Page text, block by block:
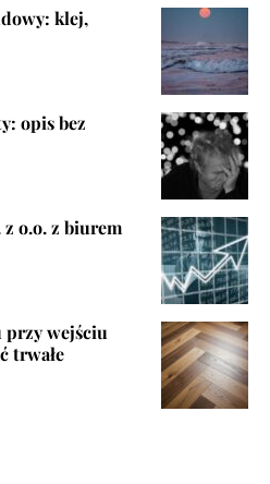
klej,
opis bez
o.o. z biurem
przy wejściu
trwałe